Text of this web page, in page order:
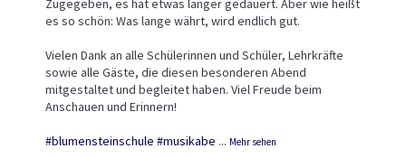
Zugegeben, es hat etwas länger gedauert. Aber wie heißt
es so schön: Was lange währt, wird endlich gut.
Vielen Dank an alle Schülerinnen und Schüler, Lehrkräfte
sowie alle Gäste, die diesen besonderen Abend
mitgestaltet und begleitet haben. Viel Freude beim
Anschauen und Erinnern!
#blumensteinschule #musikabe ... Mehr sehen